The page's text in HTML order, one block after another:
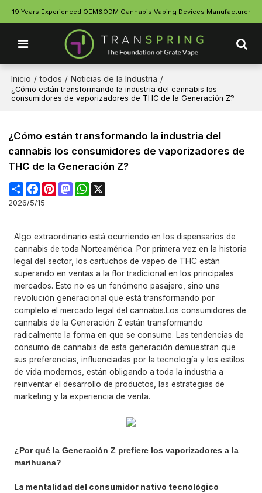
19 Years Experienced OEM&ODM Cannabis Vaping Devices Manufacturer
Inicio / todos / Noticias de la Industria /
¿Cómo están transformando la industria del cannabis los
consumidores de vaporizadores de THC de la Generación Z?
¿Cómo están transformando la industria del
cannabis los consumidores de vaporizadores de
THC de la Generación Z?
ShareFacebookPinterestMastodonWhatsApp
2026/5/15
Algo extraordinario está ocurriendo en los dispensarios de
cannabis de toda Norteamérica. Por primera vez en la historia
legal del sector, los cartuchos de vapeo de THC están
superando en ventas a la flor tradicional en los principales
mercados. Esto no es un fenómeno pasajero, sino una
revolución generacional que está transformando por
completo el mercado legal del cannabis.Los consumidores de
cannabis de la Generación Z están transformando
radicalmente la forma en que se consume. Las tendencias de
consumo de cannabis de esta generación demuestran que
sus preferencias, influenciadas por la tecnología y los estilos
de vida modernos, están obligando a toda la industria a
reinventar el desarrollo de productos, las estrategias de
marketing y la experiencia de venta.
¿Por qué la Generación Z prefiere los vaporizadores a la
marihuana?
La mentalidad del consumidor nativo tecnológico